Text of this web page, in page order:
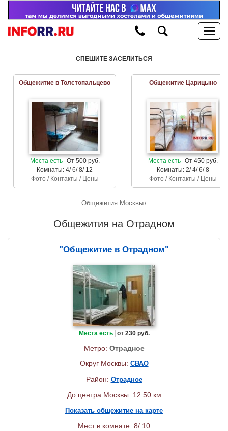
СПЕШИТЕ ЗАСЕЛИТЬСЯ
Общежитие в Толстопальцево
Места есть От 500 руб.
Комнаты: 4/ 6/ 8/ 12
Фото / Контакты / Цены
Общежитие Царицыно
Места есть От 450 руб.
Комнаты: 2/ 4/ 6/ 8
Фото / Контакты / Цены
Общежития Москвы
Общежития на Отрадном
"Общежитие в Отрадном"
Места есть от 230 руб.
Метро: Отрадное
Округ Москвы: СВАО
Район: Отрадное
До центра Москвы: 12.50 км
Показать общежитие на карте
Мест в комнате: 8/ 10